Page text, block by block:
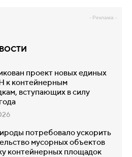
- Реклама -
проект новых единых
к контейнерным
вступающих в силу
потребовало ускорить
мусорных объектов
контейнерных площадок